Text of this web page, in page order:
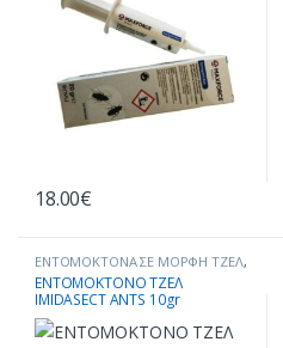
18.00€
ΕΝΤΟΜΟΚΤΟΝΑ ΣΕ ΜΟΡΦΗ ΤΖΕΛ,
ΚΑΤΑΠΟΛΕΜΗΣΗ ΕΝΤΟΜΩΝ
ΜΥΡΜΗΓΚΙΑ
ΕΝΤΟΜΟΚΤΟΝΟ ΤΖΕΛ
IMIDASECT ANTS 10gr